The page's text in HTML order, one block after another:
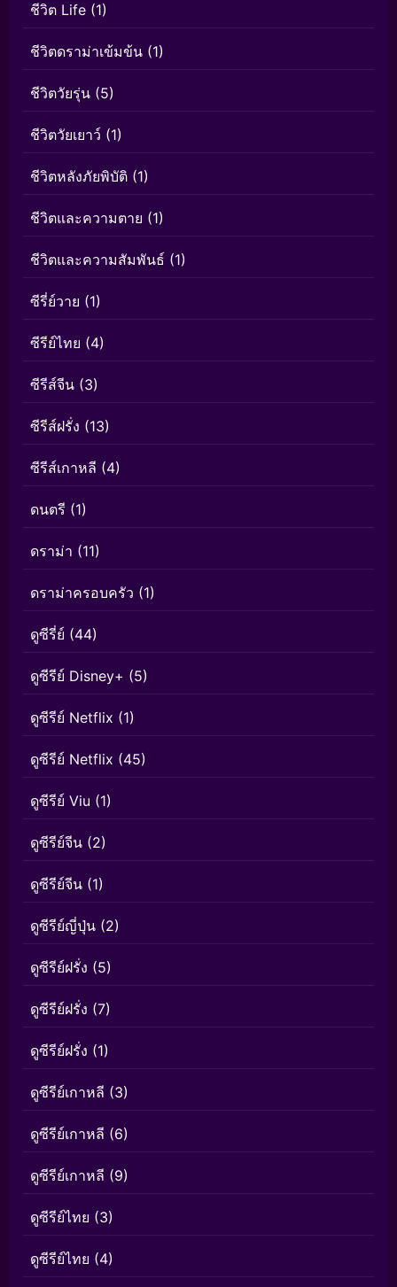
ชีวิต Life (1)
ชีวิตดราม่าเข้มข้น (1)
ชีวิตวัยรุ่น (5)
ชีวิตวัยเยาว์ (1)
ชีวิตหลังภัยพิบัติ (1)
ชีวิตและความตาย (1)
ชีวิตและความสัมพันธ์ (1)
ซีรี่ย์วาย (1)
ซีรีย์ไทย (4)
ซีรีส์จีน (3)
ซีรีส์ฝรั่ง (13)
ซีรีส์เกาหลี (4)
ดนตรี (1)
ดราม่า (11)
ดราม่าครอบครัว (1)
ดูซีรี่ย์ (44)
ดูซีรีย์ Disney+ (5)
ดูซีรีย์ Netflix (1)
ดูซีรีย์ Netflix (45)
ดูซีรีย์ Viu (1)
ดูซีรีย์จีน (2)
ดูซีรีย์จีน (1)
ดูซีรีย์ญี่ปุ่น (2)
ดูซีรีย์ฝรั่ง (5)
ดูซีรีย์ฝรั่ง (7)
ดูซีรีย์ฝรั่ง (1)
ดูซีรีย์เกาหลี (3)
ดูซีรีย์เกาหลี (6)
ดูซีรีย์เกาหลี (9)
ดูซีรีย์ไทย (3)
ดูซีรีย์ไทย (4)